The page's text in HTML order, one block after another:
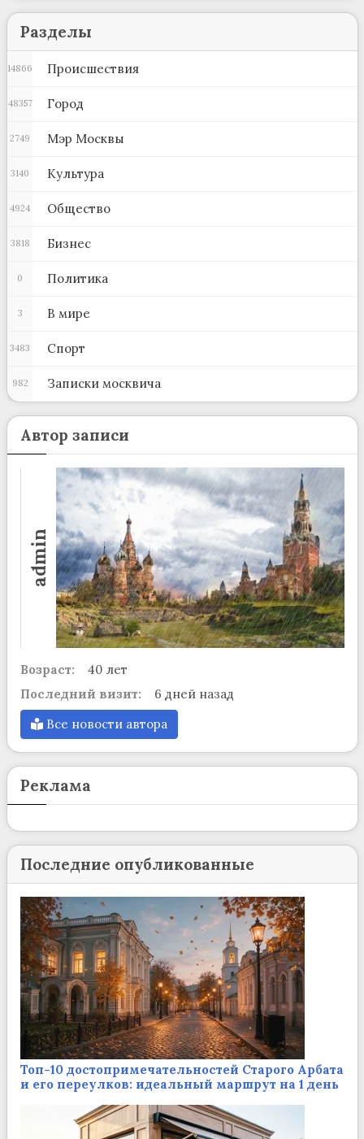
Разделы
Происшествия
14866
Город
48357
Мэр Москвы
2749
Культура
3140
Общество
4924
Бизнес
3818
Политика
0
В мире
3
Спорт
3483
Записки москвича
982
Автор записи
admin
Возраст:
40 лет
Последний визит:
6 дней назад
Все новости автора
Реклама
Последние опубликованные
Топ-10 достопримечательностей Старого Арбата
и его переулков: идеальный маршрут на 1 день